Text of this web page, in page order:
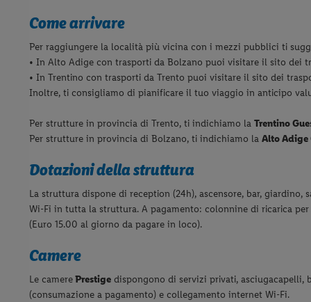
Come arrivare
Per raggiungere la località più vicina con i mezzi pubblici ti
• In Alto Adige con trasporti da Bolzano puoi visitare il sito
• In Trentino con trasporti da Trento puoi visitare il sito dei
Inoltre, ti consigliamo di pianificare il tuo viaggio in anticipo
Per strutture in provincia di Trento, ti indichiamo la Trentino
Per strutture in provincia di Bolzano, ti indichiamo la Alto Adige
Dotazioni della struttura
La struttura dispone di reception (24h), ascensore, bar,
Wi-Fi in tutta la struttura. A pagamento: colonnine di ricarica
(Euro 15.00 al giorno da pagare in loco).
Camere
Le camerePrestige dispongono di servizi privati, asciugacapelli,
(consumazione a pagamento) e collegamento internet Wi-Fi.